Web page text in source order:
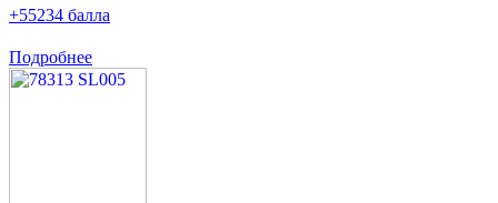
+55234 балла
Подробнее